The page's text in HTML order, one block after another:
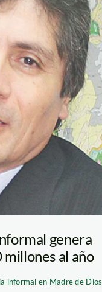
genera
al año
informal en Madre de Dios